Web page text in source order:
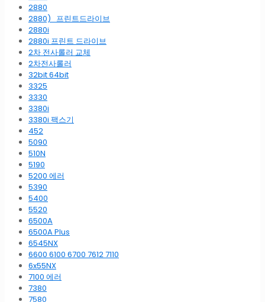
2880
2880)_프린트드라이브
2880i
2880i 프린트 드라이브
2차 전사롤러 교체
2차전사롤러
32bit 64bit
3325
3330
3380i
3380i 팩스기
452
5090
510N
5190
5200 에러
5390
5400
5520
6500A
6500A Plus
6545NX
6600 6100 6700 7612 7110
6x55NX
7100 에러
7380
7580